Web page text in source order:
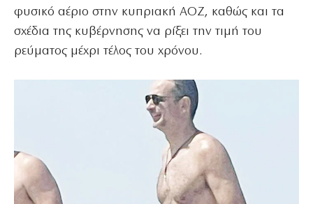
φυσικό αέριο στην κυπριακή ΑΟΖ, καθώς και τα
σχέδια της κυβέρνησης να ρίξει την τιμή του
ρεύματος μέχρι τέλος του χρόνου.